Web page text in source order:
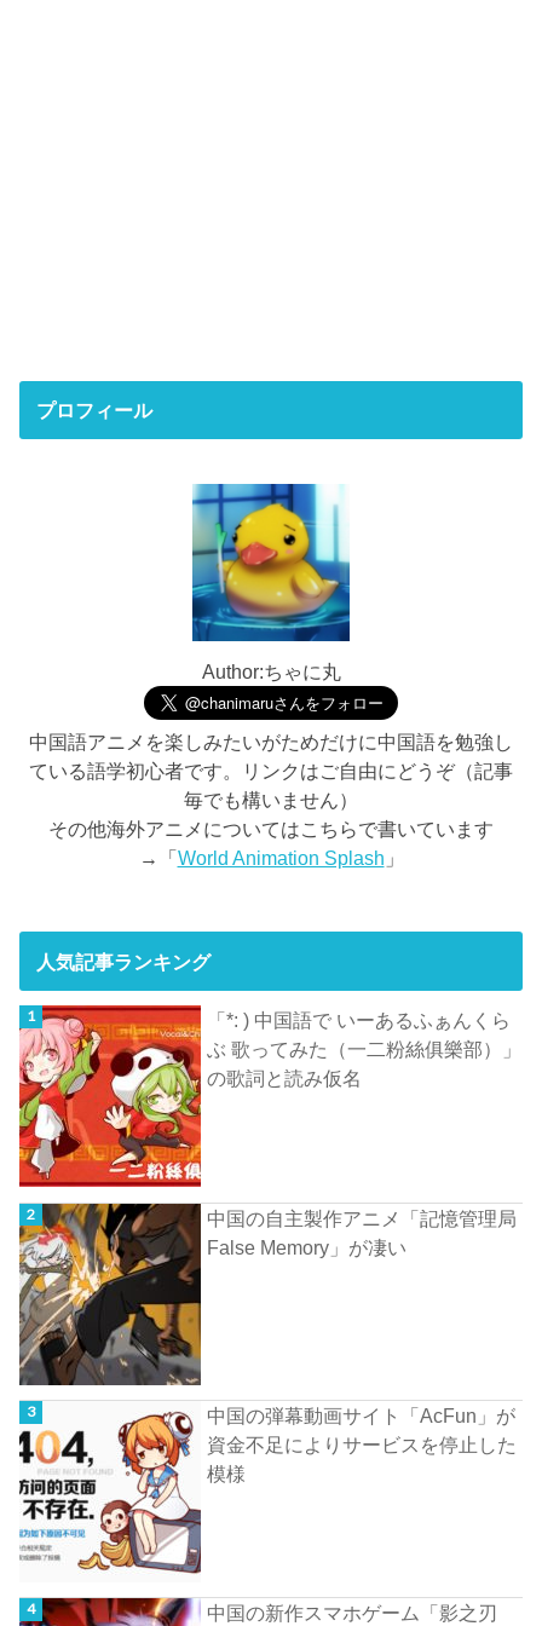
プロフィール
Author:ちゃに丸
中国語アニメを楽しみたいがためだけに中国語を勉強し
ている語学初心者です。リンクはご自由にどうぞ（記事
毎でも構いません）
その他海外アニメについてはこちらで書いています
→「World Animation Splash 」
人気記事ランキング
「*: ) 中国語で いーあるふぁんくら
ぶ 歌ってみた（一二粉絲俱樂部）」
の歌詞と読み仮名
中国の自主製作アニメ「記憶管理局
False Memory」が凄い
中国の弾幕動画サイト「AcFun」が
資金不足によりサービスを停止した
模様
中国の新作スマホゲーム「影之刃